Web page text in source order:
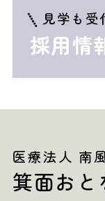
見学も受
採用情
医療法人 南
箕面お